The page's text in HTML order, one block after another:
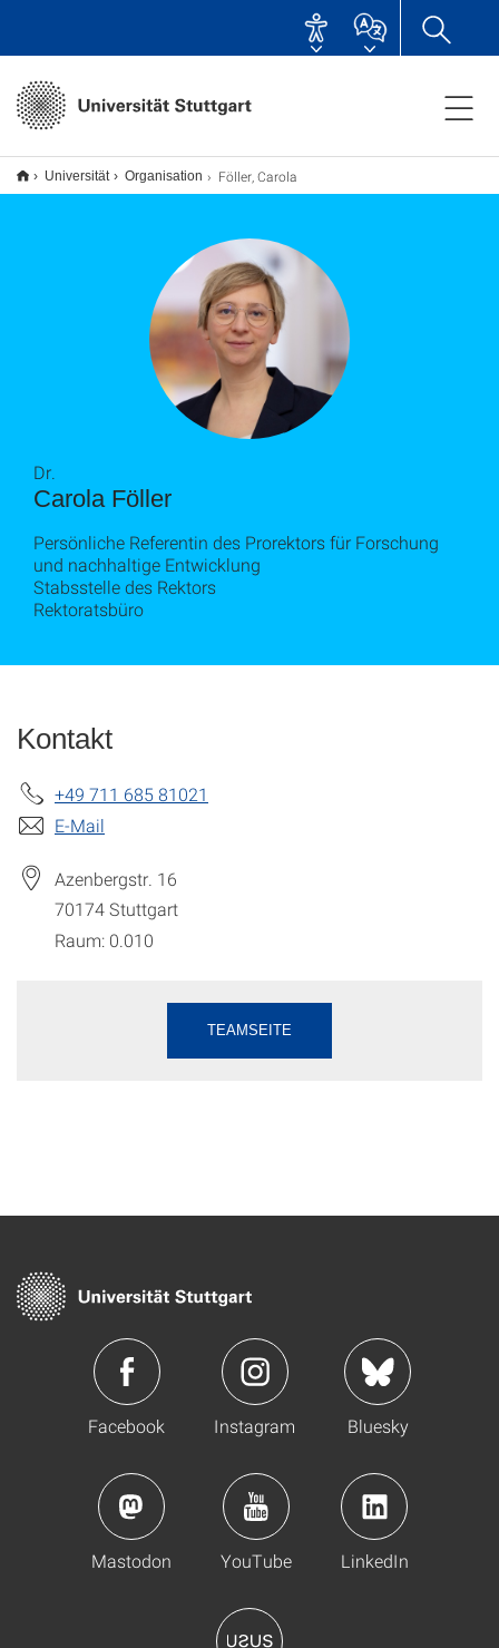
Universität Organisation Föller, Carola
Carola Föller
Dr.
Persönliche Referentin des Prorektors für Forschung
und nachhaltige Entwicklung
Stabsstelle des Rektors
Rektoratsbüro
Kontakt
+49 711 685 81021
E-Mail
Azenbergstr. 16
70174Stuttgart
Raum: 0.010
TEAMSEITE
Facebook Instagram Bluesky
Mastodon YouTube LinkedIn